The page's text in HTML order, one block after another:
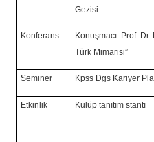
Gezisi
Konferans
Konuşmacı:.Prof.
Türk Mimarisi”
Seminer Kpss Dgs Kariyer
Etkinlik Kulüp tanıtım stantı